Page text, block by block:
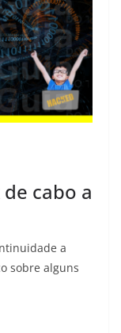
cabo a
a
sobre alguns